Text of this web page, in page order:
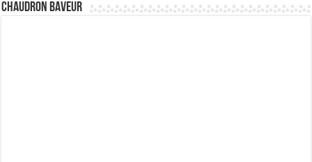
Chaudron Baveur